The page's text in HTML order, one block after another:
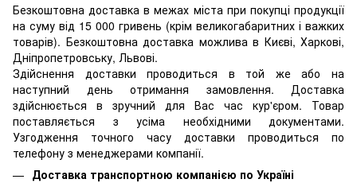
Безкоштовна доставка в межах міста при покупці продукції
на суму від 15 000 гривень (крім великогабаритних і важких
товарів). Безкоштовна доставка можлива в Києві, Харкові,
Дніпропетровську, Львові.
Здійснення доставки проводиться в той же або на
наступний день отримання замовлення. Доставка
здійснюється в зручний для Вас час кур'єром. Товар
поставляється з усіма необхідними документами.
Узгодження точного часу доставки проводиться по
телефону з менеджерами компанії.
Доставка транспортною компанією по Україні